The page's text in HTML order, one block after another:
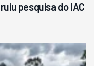
pesquisa do IAC